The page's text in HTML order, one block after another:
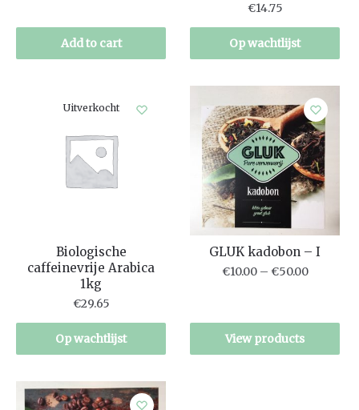
Add to cart
€14.75
Op wachtlijst
Uitverkocht
Biologische
caffeinevrije Arabica
1kg
€29.65
Op wachtlijst
GLUK kadobon – I
€10.00– €50.00
View products